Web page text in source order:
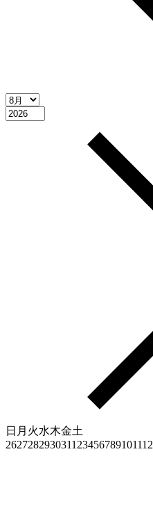
日 月 火水木金土
2627282930311 23456789101112